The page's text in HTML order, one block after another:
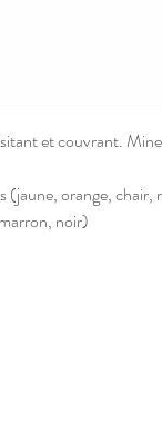
et couvrant. Mine
(jaune, orange, chair,
noir)